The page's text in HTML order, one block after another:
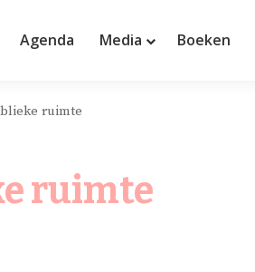
Agenda Media Boeken
ruimte
ruimte